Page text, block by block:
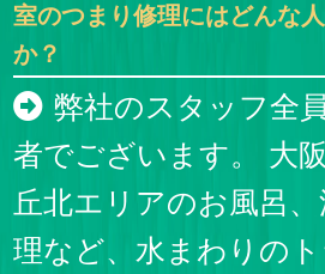
室のつまり修理にはどんな
か？
弊社のスタッフ全
者でございます。 大
丘北エリアのお風呂
理など、水まわりの